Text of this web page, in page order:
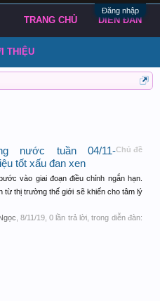
Đăng nhập
Chủ đề
nước tuần 04/11-
tốt xấu đan xen
vào giai đoạn điều chỉnh ngắn hạn.
từ thị trường thế giới sẽ khiến cho tâm lý
8/11/19, 0 lần trả lời, trong diễn đàn:
TRANG CHỦ DIỄN ĐÀN
THIỆU